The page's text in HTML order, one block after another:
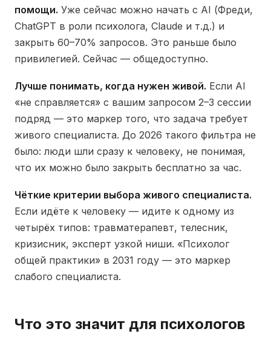
помощи. Уже сейчас можно начать с AI (Фреди,
ChatGPT в роли психолога, Claude и т.д.) и
закрыть 60–70% запросов. Это раньше было
привилегией. Сейчас — общедоступно.
Лучше понимать, когда нужен живой. Если AI
«не справляется» с вашим запросом 2–3 сессии
подряд — это маркер того, что задача требует
живого специалиста. До 2026 такого фильтра не
было: люди шли сразу к человеку, не понимая,
что их можно было закрыть бесплатно за час.
Чёткие критерии выбора живого специалиста.
Если идёте к человеку — идите к одному из
четырёх типов: травматерапевт, телесник,
кризисник, эксперт узкой ниши. «Психолог
общей практики» в 2031 году — это маркер
слабого специалиста.
Что это значит для психологов